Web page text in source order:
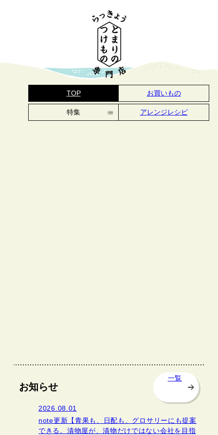
TOP お買いもの
特集 アレンジレシピ
お知らせ
一覧
2026.08.01
note更新【青果も、日配も、グロサリーにも提案
できる。漬物屋が、漬物だけではない会社を目指